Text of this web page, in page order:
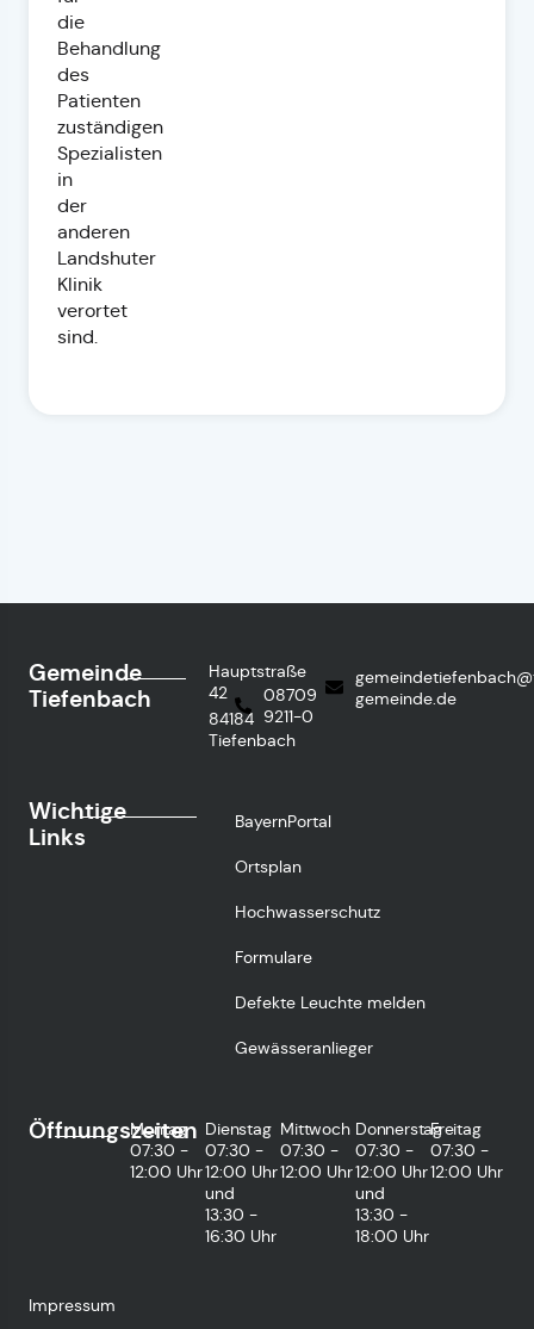
die
Behandlung
des
Patienten
zuständigen
Spezialisten
in
der
anderen
Landshuter
Klinik
verortet
sind.
Gemeinde
Tiefenbach
Hauptstraße
42
84184
Tiefenbach
08709
9211-0
gemeinde.de
Wichtige
Links
BayernPortal
Ortsplan
Hochwasserschutz
Formulare
Defekte Leuchte melden
Gewässeranlieger
Öffnungszeiten
Montag
07:30 -
12:00 Uhr
Dienstag
07:30 -
12:00 Uhr
und
13:30 -
16:30 Uhr
Mittwoch
07:30 -
12:00 Uhr
Donnerstag
07:30 -
12:00 Uhr
und
13:30 -
18:00 Uhr
Freitag
07:30 -
12:00 Uhr
Impressum